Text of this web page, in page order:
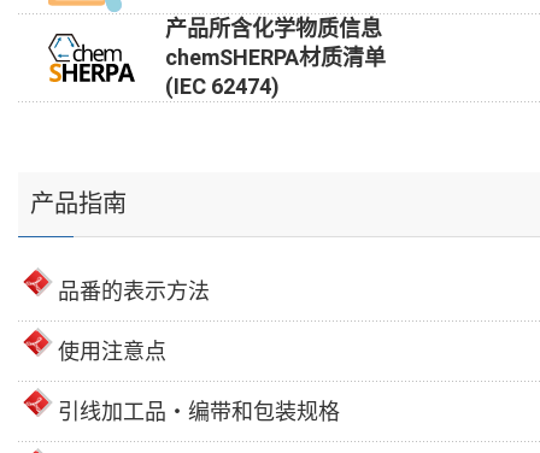
产品所含化学物质信息
chemSHERPA材质清单
(IEC 62474)
产品指南
品番的表示方法
使用注意点
引线加工品・编带和包装规格